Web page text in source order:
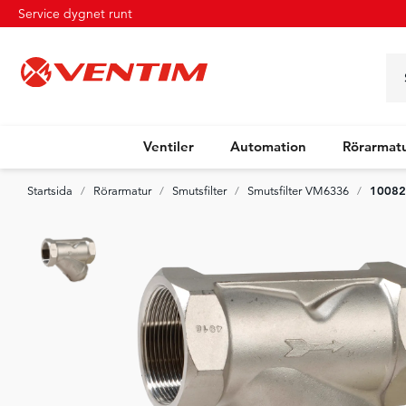
Service dygnet runt
Ventiler Automation
Startsida Rörarmatur Smutsfilter Smutsfilter VM6336